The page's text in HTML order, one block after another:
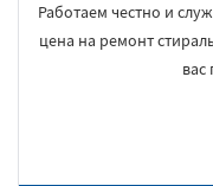
Работаем честно и
цена на ремонт
вас